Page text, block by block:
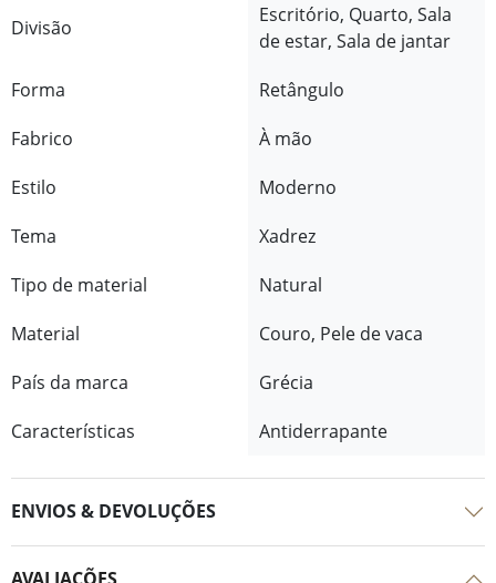
Divisão
Escritório, Quarto, Sala
de estar, Sala de jantar
Forma
Retângulo
Fabrico
À mão
Estilo
Moderno
Tema
Xadrez
Tipo de material
Natural
Material
Couro, Pele de vaca
País da marca
Grécia
Características
Antiderrapante
ENVIOS & DEVOLUÇÕES